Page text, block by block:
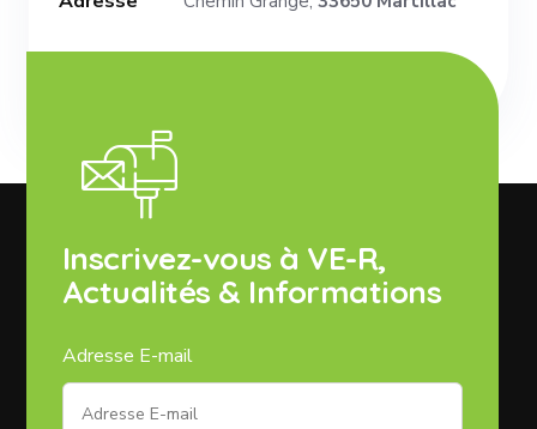
Inscrivez-vous à VE-R,
Actualités & Informations
Adresse E-mail